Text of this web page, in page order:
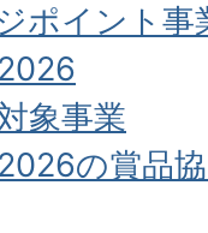
ポイント事
象事業
の賞品